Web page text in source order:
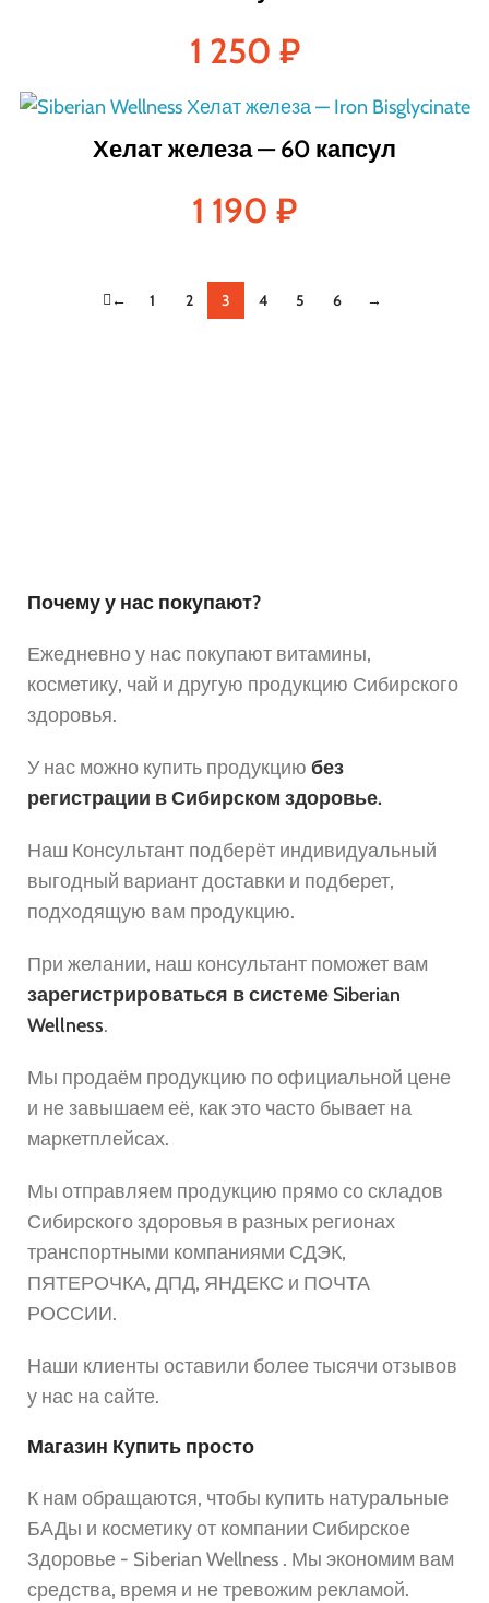
1 250 ₽
Хелат железа — 60 капсул
1 190 ₽
← 1 2 3 4 5 6 →
Почему у нас покупают?
Ежедневно у нас покупают витамины,
косметику, чай и другую продукцию Сибирского
здоровья.
У нас можно купить продукцию без
регистрации в Сибирском здоровье.
Наш Консультант подберёт индивидуальный
выгодный вариант доставки и подберет,
подходящую вам продукцию.
При желании, наш консультант поможет вам
зарегистрироваться в системе Siberian
Wellness.
Мы продаём продукцию по официальной цене
и не завышаем её, как это часто бывает на
маркетплейсах.
Мы отправляем продукцию прямо со складов
Сибирского здоровья в разных регионах
транспортными компаниями СДЭК,
ПЯТЕРОЧКА, ДПД, ЯНДЕКС и ПОЧТА
РОССИИ.
Наши клиенты оставили более тысячи отзывов
у нас на сайте.
Магазин Купить просто
К нам обращаются, чтобы купить натуральные
БАДы и косметику от компании Сибирское
Здоровье - Siberian Wellness . Мы экономим вам
средства, время и не тревожим рекламой.